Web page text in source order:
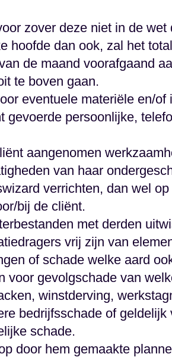
zover deze niet in de wet
hoofde dan ook, zal het
de maand voorafgaand
te boven gaan.
eventuele materiële en/
persoonlijke,
aangenomen
van haar
verrichten, dan wel
bij de cliënt.
met derden
vrij zijn van
of schade welke aard
gevolgschade van
winstderving,
bedrijfsschade of
schade.
door hem gemaakte